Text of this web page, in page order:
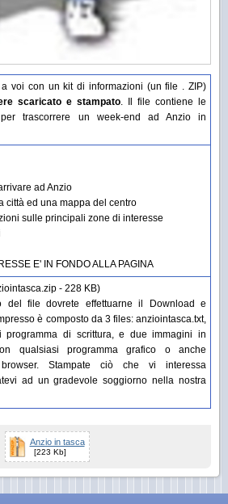
voi con un kit di informazioni (un file . ZIP)
scaricato e stampato. Il file contiene le
per trascorrere un week-end ad Anzio in
ad Anzio
città ed una mappa del centro
sulle principali zone di interesse
E' IN FONDO ALLA PAGINA
- 228 KB)
del file dovrete effettuarne il Download e
è composto da 3 files: anziointasca.txt,
programma di scrittura, e due immagini in
qualsiasi programma grafico o anche
Stampate ciò che vi interessa
ad un gradevole soggiorno nella nostra
Anzio in tasca
[223 Kb]